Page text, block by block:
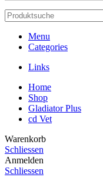
Menu
Categories
Links
Home
Shop
Gladiator Plus
cd Vet
Warenkorb
Schliessen
Anmelden
Schliessen